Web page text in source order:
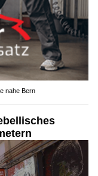
nahe Bern